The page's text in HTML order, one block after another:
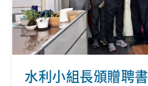
水利小組長頒贈聘書